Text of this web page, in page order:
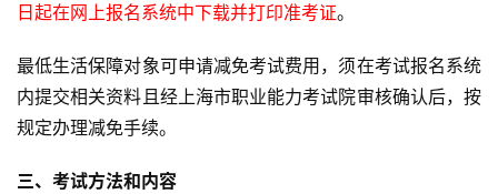
日起在网上报名系统中下载并打印准考证。
最低生活保障对象可申请减免考试费用，须在考试报名系统
内提交相关资料且经上海市职业能力考试院审核确认后，按
规定办理减免手续。
三、考试方法和内容